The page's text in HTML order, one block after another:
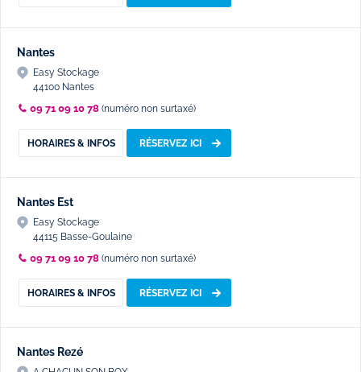
Nantes
Easy Stockage
44100 Nantes
09 71 09 10 78 (numéro non surtaxé)
HORAIRES & INFOS RÉSERVEZ ICI
Nantes Est
Easy Stockage
44115 Basse-Goulaine
09 71 09 10 78 (numéro non surtaxé)
HORAIRES & INFOS RÉSERVEZ ICI
Nantes Rezé